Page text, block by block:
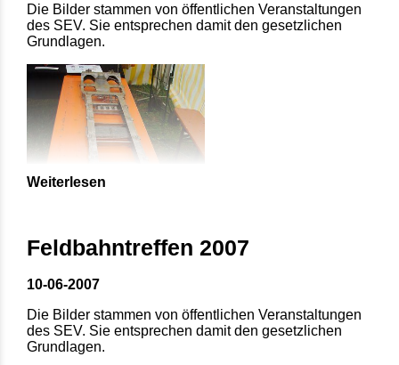
Die Bilder stammen von öffentlichen Veranstaltungen
des SEV. Sie entsprechen damit den gesetzlichen
Grundlagen.
Weiterlesen
Feldbahntreffen 2007
10-06-2007
Die Bilder stammen von öffentlichen Veranstaltungen
des SEV. Sie entsprechen damit den gesetzlichen
Grundlagen.